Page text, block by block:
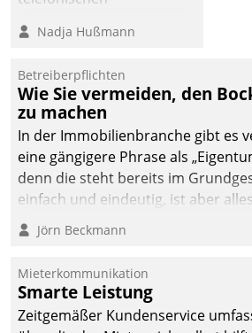
digitalen Cockpit, das
passende Fragen und
Schlagworte auswirft.
Eine intuitive
Dialogführung ermöglicht
dem externen
Serviceteam, Anrufe von
Mietenden zügiger und
effizienter zu bearbeiten.
Nadja Hußmann
Betreiberpflichten
Wie Sie vermeiden, den
zu machen
In der Immobilienbranche gibt es
eine gängigere Phrase als
denn die steht bereits im
einfach und eindeutig, ist aber
Branchenbeschäftigte wissen.
Verantwortung folgen
Jörn Beckmann
Mieterkommunikation
Smarte Leistung
Zeitgemäßer Kundenservice